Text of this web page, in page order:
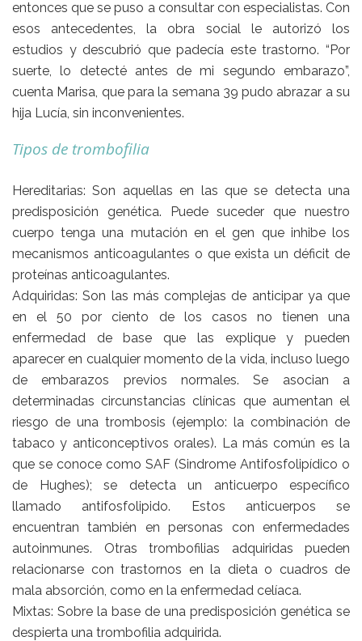
entonces que se puso a consultar con especialistas. Con
esos antecedentes, la obra social le autorizó los
estudios y descubrió que padecía este trastorno. “Por
suerte, lo detecté antes de mi segundo embarazo”,
cuenta Marisa, que para la semana 39 pudo abrazar a su
hija Lucía, sin inconvenientes.
Tipos de trombofilia
Hereditarias:Son aquellas en las que se detecta una
predisposición genética. Puede suceder que nuestro
cuerpo tenga una mutación en el gen que inhibe los
mecanismos anticoagulantes o que exista un déficit de
proteínas anticoagulantes.
Adquiridas:Son las más complejas de anticipar ya que
en el 50 por ciento de los casos no tienen una
enfermedad de base que las explique y pueden
aparecer en cualquier momento de la vida, incluso luego
de embarazos previos normales. Se asocian a
determinadas circunstancias clínicas que aumentan el
riesgo de una trombosis (ejemplo: la combinación de
tabaco y anticonceptivos orales). La más común es la
que se conoce como SAF (Sindrome Antifosfolipídico o
de Hughes); se detecta un anticuerpo específico
llamado antifosfolipido. Estos anticuerpos se
encuentran también en personas con enfermedades
autoinmunes. Otras trombofilias adquiridas pueden
relacionarse con trastornos en la dieta o cuadros de
mala absorción, como en la enfermedad celíaca.
Mixtas: Sobre la base de una predisposición genética se
despierta una trombofilia adquirida.